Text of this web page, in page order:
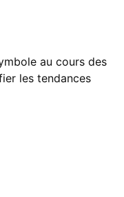
au cours des
les tendances